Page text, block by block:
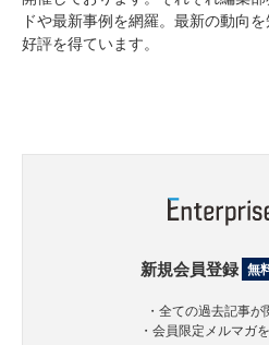
ドや最新事例を網羅。最新の動向
好評を得ています。
新規会員登録 無
・全ての過去記事
・会員限定メルマガ